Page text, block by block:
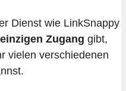
Dienst wie LinkSnappy
Zugang gibt,
vielen verschiedenen